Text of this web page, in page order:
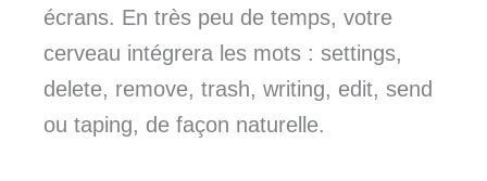
écrans. En très peu de temps, votre
cerveau intégrera les mots : settings,
delete, remove, trash, writing, edit, send
ou taping, de façon naturelle.